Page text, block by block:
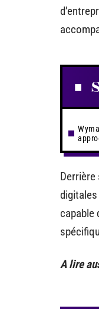
capable
A lire